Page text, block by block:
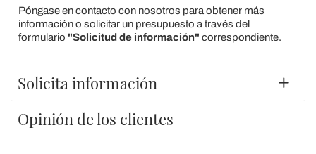
Póngase en contacto con nosotros para obtener más
información o solicitar un presupuesto a través del
formulario "Solicitud de información" correspondiente.
Solicita información
Opinión de los clientes